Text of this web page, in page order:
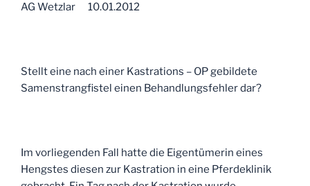
ein
Pferd“
AG Wetzlar 10.01.2012
Stellt eine nach einer Kastrations – OP gebildete
Samenstrangfistel einen Behandlungsfehler dar?
Im vorliegenden Fall hatte die Eigentümerin eines
Hengstes diesen zur Kastration in eine Pferdeklinik